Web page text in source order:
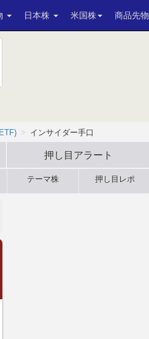
日本株 米国株 商品先物
インサイダー手口
押し目アラート
テーマ株 押し目レポ